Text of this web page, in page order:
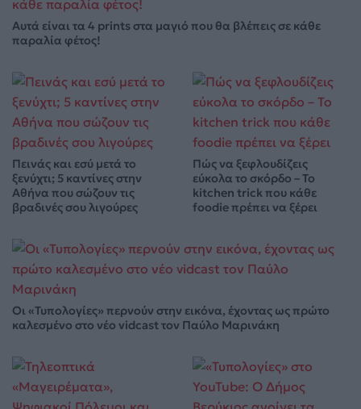
Αυτά είναι τα 4 prints στα μαγιό που θα βλέπεις σε κάθε
παραλία φέτος!
Πεινάς και εσύ μετά το
ξενύχτι; 5 καντίνες στην
Αθήνα που σώζουν τις
βραδινές σου λιγούρες
Πώς να ξεφλουδίζεις
εύκολα το σκόρδο – Το
kitchen trick που κάθε
foodie πρέπει να ξέρει
Οι «Τυπολογίες» περνούν στην εικόνα, έχοντας ως πρώτο
καλεσμένο στο νέο vidcast τον Παύλο Μαρινάκη